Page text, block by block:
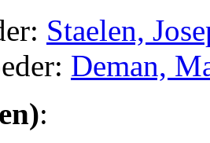
Staelen,
Deman,
: